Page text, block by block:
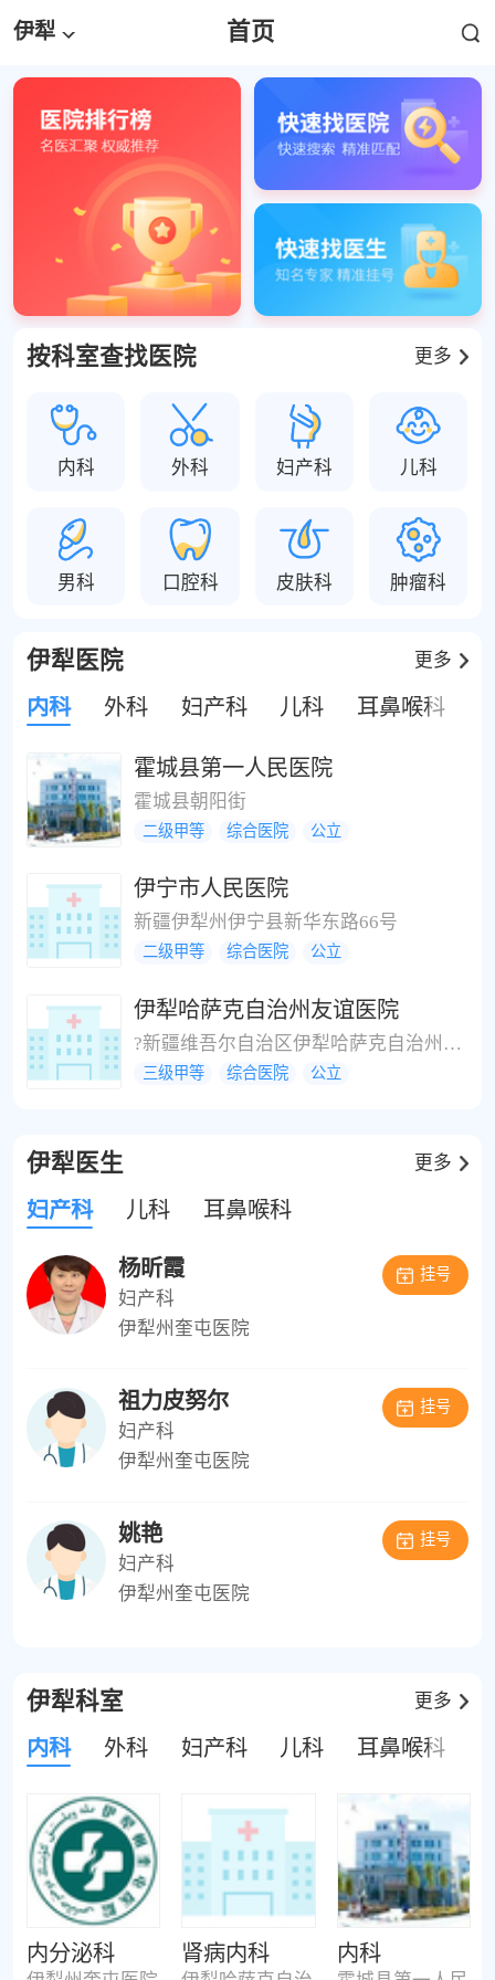
伊犁 首页
按科室查找医院 更多
内科 外科 妇产科 儿科
男科 口腔科 皮肤科 肿瘤科
伊犁医院 更多
内科 外科 妇产科 儿科 耳鼻喉科
霍城县第一人民医院
霍城县朝阳街
二级甲等 综合医院 公立
伊宁市人民医院
新疆伊犁州伊宁县新华东路66号
二级甲等 综合医院 公立
伊犁哈萨克自治州友谊医院
?新疆维吾尔自治区伊犁哈萨克自治州伊宁市斯大林路
三级甲等 综合医院 公立
伊犁医生 更多
妇产科 儿科 耳鼻喉科
杨昕霞
妇产科
伊犁州奎屯医院
挂号
祖力皮努尔
妇产科
伊犁州奎屯医院
挂号
姚艳
妇产科
伊犁州奎屯医院
挂号
伊犁科室 更多
内科 外科 妇产科 儿科 耳鼻喉科
内分泌科 肾病内科 内科